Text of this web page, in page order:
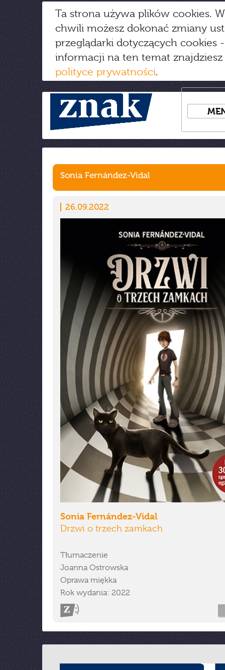
Ta strona używa plików cookies.
chwili możesz dokonać zmiany
przeglądarki dotyczących cookies
informacji na ten temat
polityce prywatności.
Sonia Fernández-Vidal
26.09.2022
Sonia Fernández-Vidal
Drzwi o trzech zamkach
Tłumaczenie
Joanna Ostrowska
Oprawa miękka
Rok wydania: 2022